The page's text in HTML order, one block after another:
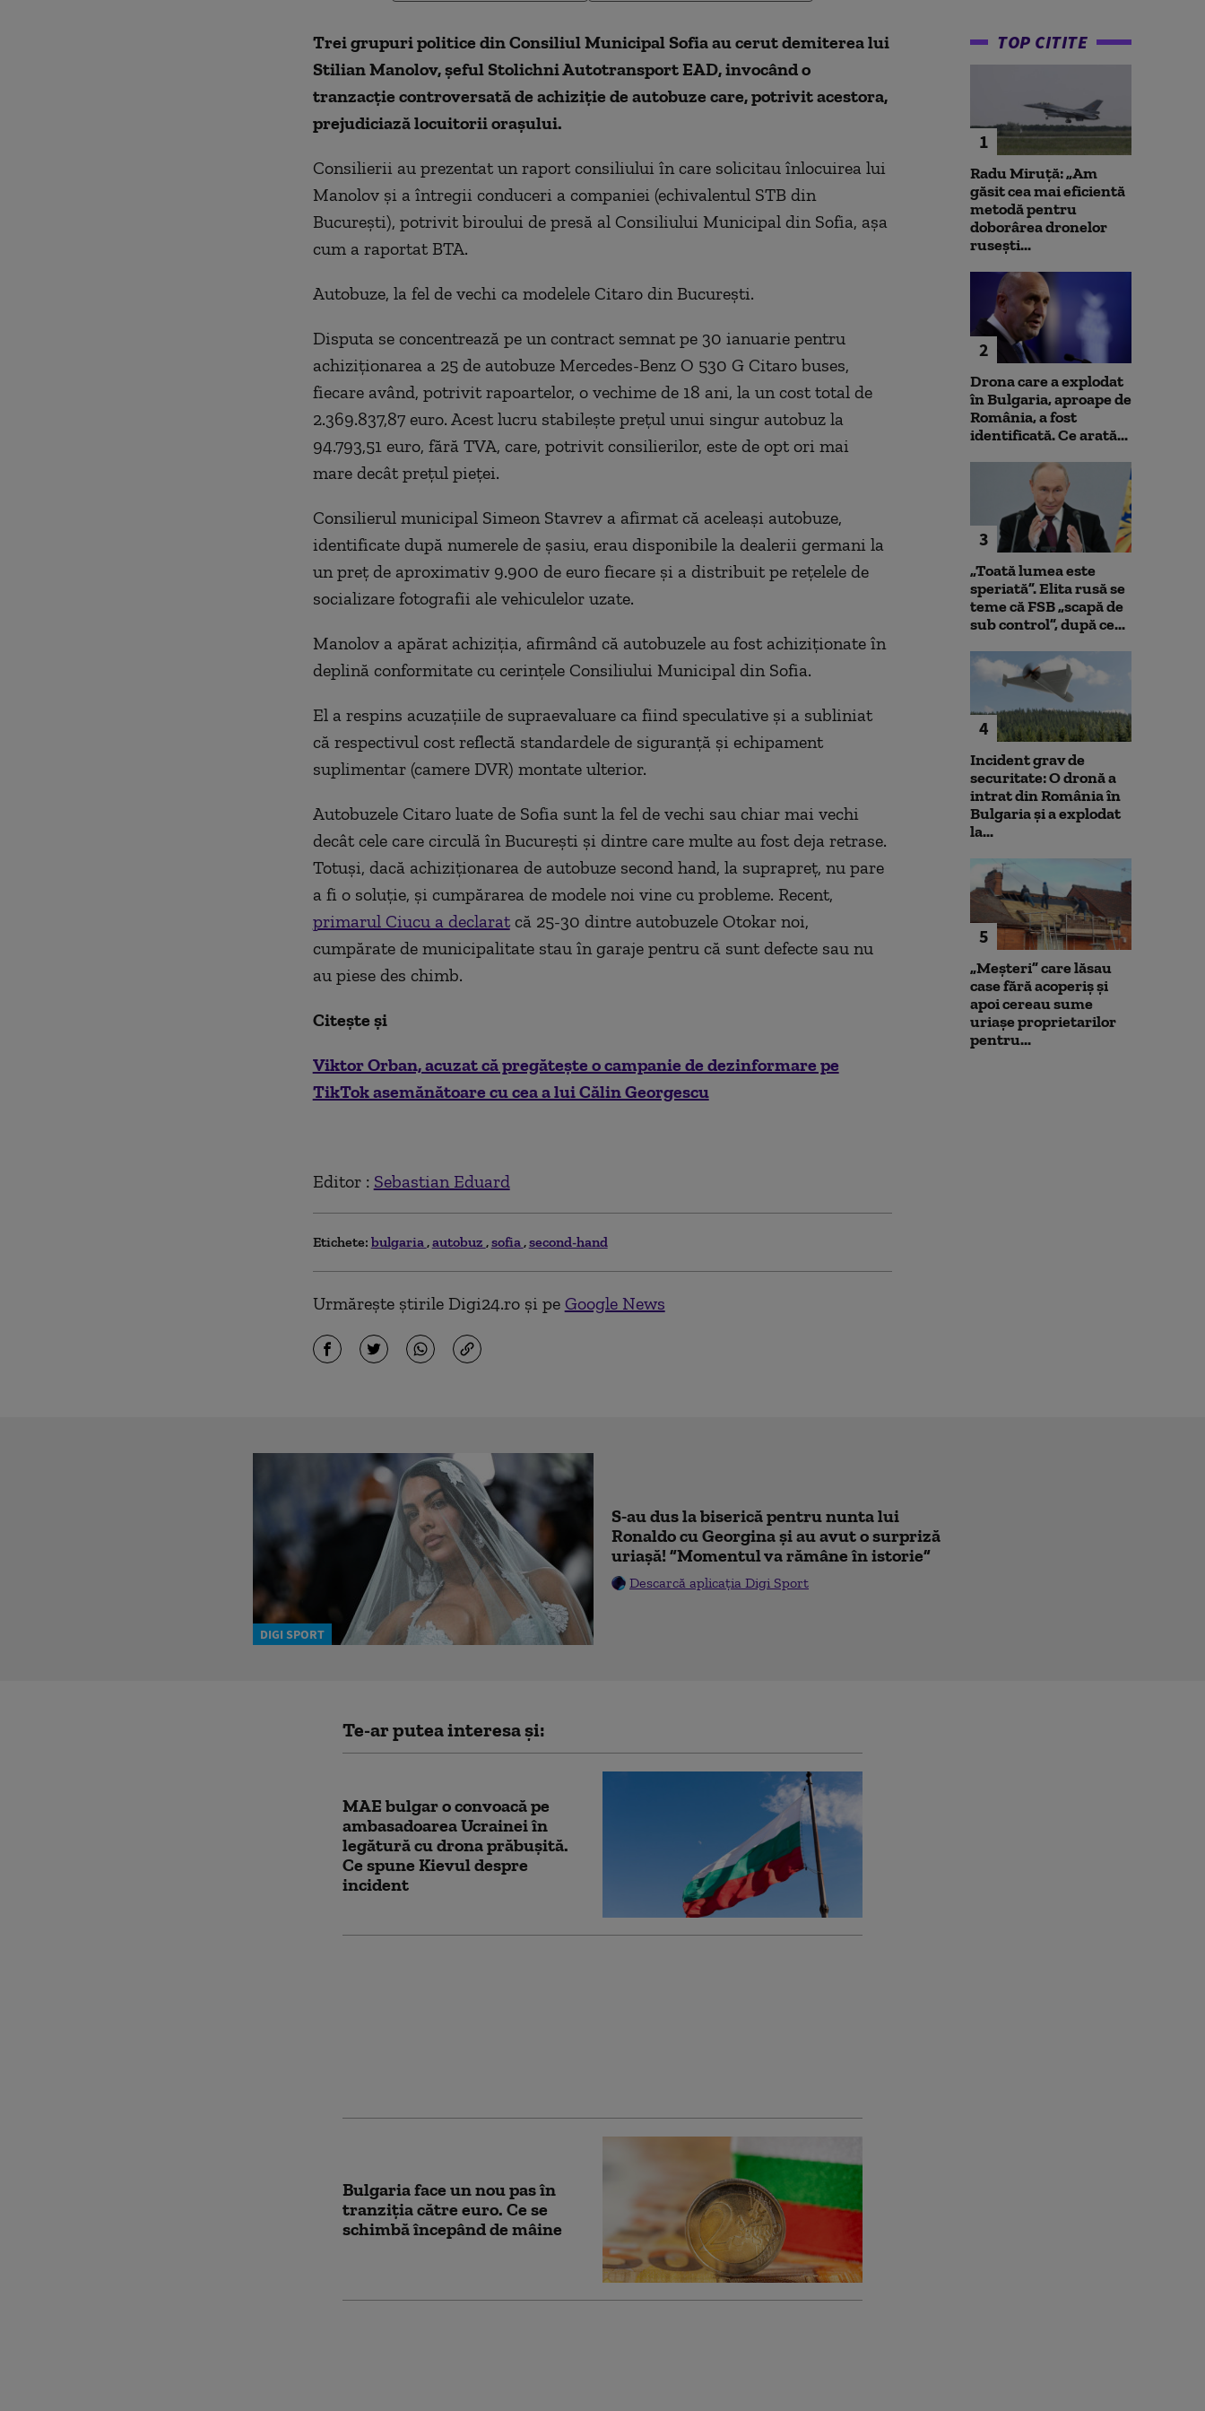
Trei grupuri politice din Consiliul Municipal Sofia au cerut demiterea lui
Stilian Manolov, șeful Stolichni Autotransport EAD, invocând o
tranzacție controversată de achiziție de autobuze care, potrivit acestora,
prejudiciază locuitorii orașului.
Consilierii au prezentat un raport consiliului în care solicitau înlocuirea lui
Manolov și a întregii conduceri a companiei (echivalentul STB din
București), potrivit biroului de presă al Consiliului Municipal din Sofia, așa
cum a raportat BTA.
Autobuze, la fel de vechi ca modelele Citaro din București.
Disputa se concentrează pe un contract semnat pe 30 ianuarie pentru
achiziționarea a 25 de autobuze Mercedes-Benz O 530 G Citaro buses,
fiecare având, potrivit rapoartelor, o vechime de 18 ani, la un cost total de
2.369.837,87 euro. Acest lucru stabilește prețul unui singur autobuz la
94.793,51 euro, fără TVA, care, potrivit consilierilor, este de opt ori mai
mare decât prețul pieței.
Consilierul municipal Simeon Stavrev a afirmat că aceleași autobuze,
identificate după numerele de șasiu, erau disponibile la dealerii germani la
un preț de aproximativ 9.900 de euro fiecare și a distribuit pe rețelele de
socializare fotografii ale vehiculelor uzate.
Manolov a apărat achiziția, afirmând că autobuzele au fost achiziționate în
deplină conformitate cu cerințele Consiliului Municipal din Sofia.
El a respins acuzațiile de supraevaluare ca fiind speculative și a subliniat
că respectivul cost reflectă standardele de siguranță și echipament
suplimentar (camere DVR) montate ulterior.
Autobuzele Citaro luate de Sofia sunt la fel de vechi sau chiar mai vechi
decât cele care circulă în București și dintre care multe au fost deja retrase.
Totuși, dacă achiziționarea de autobuze second hand, la suprapreț, nu pare
a fi o soluție, și cumpărarea de modele noi vine cu probleme. Recent,
primarul Ciucu a declaratcă 25-30 dintre autobuzele Otokar noi,
cumpărate de municipalitate stau în garaje pentru că sunt defecte sau nu
au piese des chimb.
Citește și
Viktor Orban, acuzat că pregătește o campanie de dezinformare pe
TikTok asemănătoare cu cea a lui Călin Georgescu
Editor : Sebastian Eduard
Etichete: bulgaria autobuz sofia second-hand
Urmărește știrile Digi24.ro și pe Google News
TOP CITITE
1
Radu Miruță: „Am
găsit cea mai eficientă
metodă pentru
doborârea dronelor
rusești...
2
Drona care a explodat
în Bulgaria, aproape de
România, a fost
identificată. Ce arată...
3
„Toată lumea este
speriată”. Elita rusă se
teme că FSB „scapă de
sub control”, după ce...
4
Incident grav de
securitate: O dronă a
intrat din România în
Bulgaria şi a explodat
la...
5
„Meșteri” care lăsau
case fără acoperiș și
apoi cereau sume
uriașe proprietarilor
pentru...
DIGI SPORT
S-au dus la biserică pentru nunta lui
Ronaldo cu Georgina și au avut o surpriză
uriașă! ”Momentul va rămâne în istorie”
Descarcă aplicația Digi Sport
Te-ar putea interesa și:
MAE bulgar o convoacă pe
ambasadoarea Ucrainei în
legătură cu drona prăbuşită.
Ce spune Kievul despre
incident
Bulgaria face un nou pas în
tranziţia către euro. Ce se
schimbă începând de mâine